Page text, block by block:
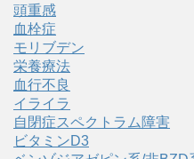
頭重感
血栓症
モリブデン
栄養療法
血行不良
イライラ
自閉症スペクトラム障害
ビタミンD3